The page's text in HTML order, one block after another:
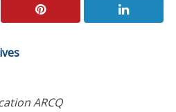
ARCQ